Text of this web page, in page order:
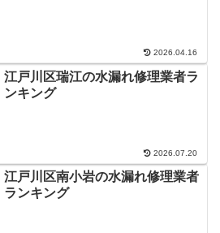
2026.04.16
江戸川区瑞江の水漏れ修理業者ラ
ンキング
2026.07.20
江戸川区南小岩の水漏れ修理業者
ランキング